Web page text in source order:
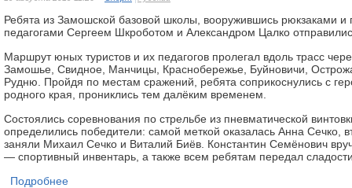
Ребята из Замошской базовой школы, вооружившись рюкзаками и
педагогами Сергеем Шкроботом и Александром Цалко
Маршрут юных туристов и их педагогов пролегал вдоль трасс
Замошье, Свидное, Манчицы, Краснобережье, Буйновичи,
Рудню. Пройдя по местам сражений, ребята соприкоснулись с
родного края, прониклись тем далёким временем.
Состоялись соревнования по стрельбе из пневматической
определились победители: самой меткой оказалась Анна Сечко,
заняли Михаил Сечко и Виталий Биёв. Константин Семёнович
— спортивный инвентарь, а также всем ребятам передал
Подробнее